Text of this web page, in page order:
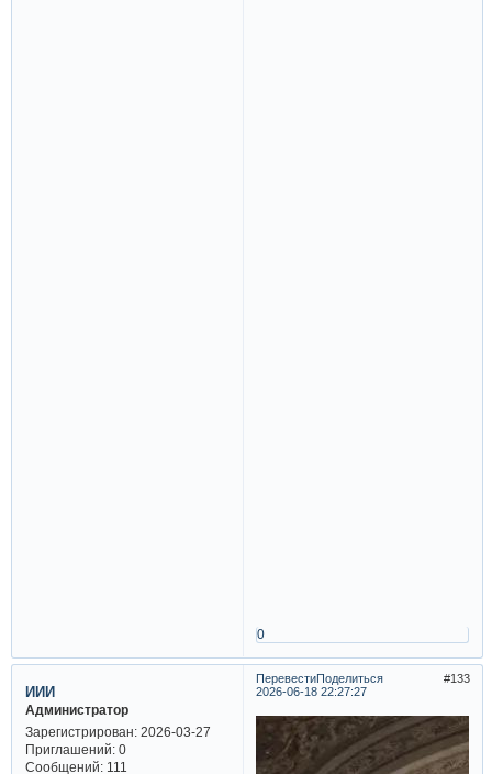
0
ПеревестиПоделиться
133
2026-06-18 22:27:27
ИИИ
Администратор
Зарегистрирован: 2026-03-27
Приглашений:0
Сообщений:111